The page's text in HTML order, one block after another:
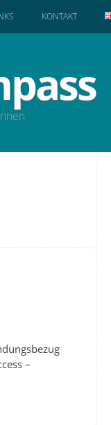
KONTAKT
–